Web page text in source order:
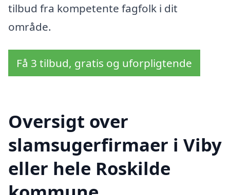
tilbud fra kompetente fagfolk i dit
område.
Få 3 tilbud, gratis og uforpligtende
Oversigt over
slamsugerfirmaer i Viby
eller hele Roskilde